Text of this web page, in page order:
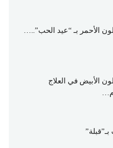
الأحمر بـ “عيد الحب”..…
الأبيض في العلاج